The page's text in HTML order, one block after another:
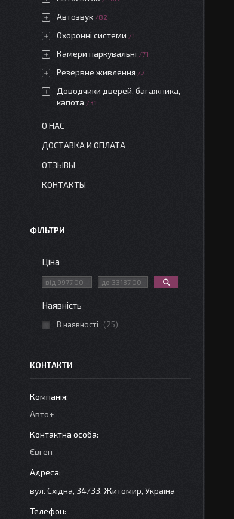
Автозвук 82
Охоронні системи 1
Камери паркувальні 71
Резервне живлення 2
Доводчики дверей, багажника,
капота
31
О НАС
ДОСТАВКА И ОПЛАТА
ОТЗЫВЫ
КОНТАКТЫ
ФІЛЬТРИ
Ціна
Наявність
В наявності 25
КОНТАКТИ
Авто+
Євген
вул. Східна, 34/33, Житомир, Україна